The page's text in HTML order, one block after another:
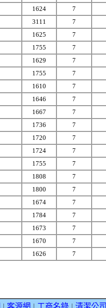
1624 7
3111 7
1625 7
1755 7
1629 7
1755 7
1610 7
1646 7
1667 7
1736 7
1720 7
1724 7
1755 7
1808 7
1800 7
1674 7
1784 7
1673 7
1670 7
1626 7
客源網 工商名錄 清潔公司